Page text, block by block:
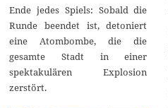
Ende jedes Spiels: Sobald die
Runde beendet ist, detoniert
eine Atombombe, die die
gesamte Stadt in einer
spektakulären Explosion
zerstört.